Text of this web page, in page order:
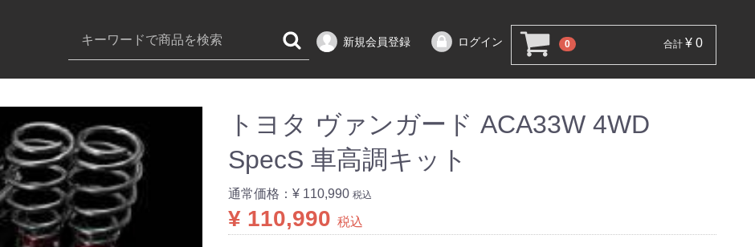
0 合計 ¥ 0
新規会員登録 ログイン
トヨタ ヴァンガード ACA33W 4WD
SpecS 車高調キット
通常価格： ¥ 110,990 税込
¥ 110,990 税込